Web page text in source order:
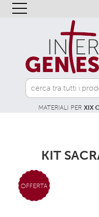
MATERIALI PERXIX
KIT
OFFERTA